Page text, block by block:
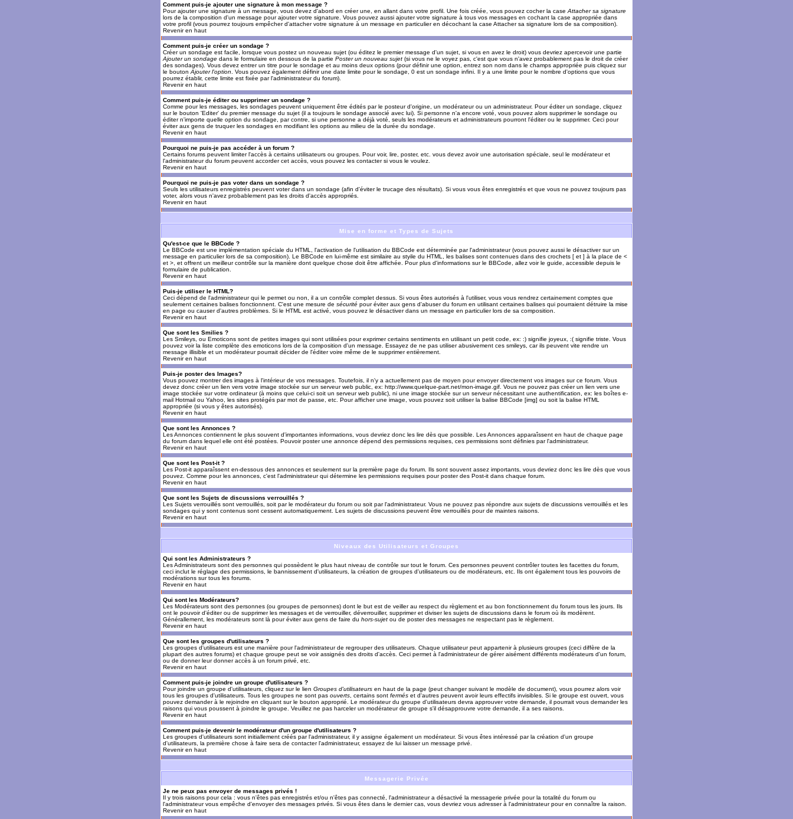
Comment puis-je ajouter une signature à mon message ?
Pour ajouter une signature à un message, vous devez d'abord en créer une, en allant dans votre profil. Une fois créée, vous pouvez cocher la case Attacher sa signature
lors de la composition d'un message pour ajouter votre signature. Vous pouvez aussi ajouter votre signature à tous vos messages en cochant la case appropriée dans
votre profil (vous pourrez toujours empêcher d'attacher votre signature à un message en particulier en décochant la case Attacher sa signature lors de sa composition).
Revenir en haut
Comment puis-je créer un sondage ?
Créer un sondage est facile, lorsque vous postez un nouveau sujet (ou éditez le premier message d'un sujet, si vous en avez le droit) vous devriez apercevoir une partie
Ajouter un sondage dans le formulaire en dessous de la partie Poster un nouveau sujet (si vous ne le voyez pas, c'est que vous n'avez probablement pas le droit de créer
des sondages). Vous devez entrer un titre pour le sondage et au moins deux options (pour définir une option, entrez son nom dans le champs appropriée puis cliquez sur
le bouton Ajouter l'option . Vous pouvez également définir une date limite pour le sondage, 0 est un sondage infini. Il y a une limite pour le nombre d'options que vous
pourrez établir, cette limite est fixée par l'administrateur du forum).
Revenir en haut
Comment puis-je éditer ou supprimer un sondage ?
Comme pour les messages, les sondages peuvent uniquement être édités par le posteur d'origine, un modérateur ou un administrateur. Pour éditer un sondage, cliquez
sur le bouton 'Editer' du premier message du sujet (il a toujours le sondage associé avec lui). Si personne n'a encore voté, vous pouvez alors supprimer le sondage ou
éditer n'importe quelle option du sondage, par contre, si une personne a déjà voté, seuls les modérateurs et administrateurs pourront l'éditer ou le supprimer. Ceci pour
éviter aux gens de truquer les sondages en modifiant les options au milieu de la durée du sondage.
Revenir en haut
Pourquoi ne puis-je pas accéder à un forum ?
Certains forums peuvent limiter l'accès à certains utilisateurs ou groupes. Pour voir, lire, poster, etc. vous devez avoir une autorisation spéciale, seul le modérateur et
l'administrateur du forum peuvent accorder cet accès, vous pouvez les contacter si vous le voulez.
Revenir en haut
Pourquoi ne puis-je pas voter dans un sondage ?
Seuls les utilisateurs enregistrés peuvent voter dans un sondage (afin d'éviter le trucage des résultats). Si vous vous êtes enregistrés et que vous ne pouvez toujours pas
voter, alors vous n'avez probablement pas les droits d'accès appropriés.
Revenir en haut
Mise en forme et Types de Sujets
Qu'est-ce que le BBCode ?
Le BBCode est une implémentation spéciale du HTML, l'activation de l'utilisation du BBCode est déterminée par l'administrateur (vous pouvez aussi le désactiver sur un
message en particulier lors de sa composition). Le BBCode en lui-même est similaire au styile du HTML, les balises sont contenues dans des crochets [ et ] à la place de <
et >, et offrent un meilleur contrôle sur la manière dont quelque chose doit être affichée. Pour plus d'informations sur le BBCode, allez voir le guide, accessible depuis le
formulaire de publication.
Revenir en haut
Puis-je utiliser le HTML?
Ceci dépend de l'administrateur qui le permet ou non, il a un contrôle complet dessus. Si vous êtes autorisés à l'utiliser, vous vous rendrez certainement comptes que
seulement certaines balises fonctionnent. C'est une mesure de sécurité pour éviter aux gens d'abuser du forum en utilisant certaines balises qui pourraient détruire la mise
en page ou causer d'autres problèmes. Si le HTML est activé, vous pouvez le désactiver dans un message en particulier lors de sa composition.
Revenir en haut
Que sont les Smilies ?
Les Smileys, ou Emoticons sont de petites images qui sont utilisées pour exprimer certains sentiments en utilisant un petit code, ex: :) signifie joyeux, :( signifie triste. Vous
pouvez voir la liste complète des emoticons lors de la composition d'un message. Essayez de ne pas utiliser abusivement ces smileys, car ils peuvent vite rendre un
message illisible et un modérateur pourrait décider de l'éditer voire même de le supprimer entièrement.
Revenir en haut
Puis-je poster des Images?
Vous pouvez montrer des images à l'intérieur de vos messages. Toutefois, il n'y a actuellement pas de moyen pour envoyer directement vos images sur ce forum. Vous
devez donc créer un lien vers votre image stockée sur un serveur web public, ex: http://www.quelque-part.net/mon-image.gif. Vous ne pouvez pas créer un lien vers une
image stockée sur votre ordinateur (à moins que celui-ci soit un serveur web public), ni une image stockée sur un serveur nécessitant une authentification, ex: les boîtes e-
mail Hotmail ou Yahoo, les sites protégés par mot de passe, etc. Pour afficher une image, vous pouvez soit utiliser la balise BBCode [img] ou soit la balise HTML
appropriée (si vous y êtes autorisés).
Revenir en haut
Que sont les Annonces ?
Les Annonces contiennent le plus souvent d'importantes informations, vous devriez donc les lire dès que possible. Les Annonces apparaîssent en haut de chaque page
du forum dans lequel elle ont été postées. Pouvoir poster une annonce dépend des permissions requises, ces permissions sont définies par l'administrateur.
Revenir en haut
Que sont les Post-it ?
Les Post-it apparaîssent en-dessous des annonces et seulement sur la première page du forum. Ils sont souvent assez importants, vous devriez donc les lire dès que vous
pouvez. Comme pour les annonces, c'est l'administrateur qui détermine les permissions requises pour poster des Post-it dans chaque forum.
Revenir en haut
Que sont les Sujets de discussions verrouillés ?
Les Sujets verrouillés sont verrouillés, soit par le modérateur du forum ou soit par l'administrateur. Vous ne pouvez pas répondre aux sujets de discussions verrouillés et les
sondages qui y sont contenus sont cessent automatiquement. Les sujets de discussions peuvent être verrouillés pour de maintes raisons.
Revenir en haut
Niveaux des Utilisateurs et Groupes
Qui sont les Administrateurs ?
Les Administrateurs sont des personnes qui possèdent le plus haut niveau de contrôle sur tout le forum. Ces personnes peuvent contrôler toutes les facettes du forum,
ceci inclut le réglage des permissions, le bannissement d'utilisateurs, la création de groupes d'utilisateurs ou de modérateurs, etc. Ils ont également tous les pouvoirs de
modérations sur tous les forums.
Revenir en haut
Qui sont les Modérateurs?
Les Modérateurs sont des personnes (ou groupes de personnes) dont le but est de veiller au respect du règlement et au bon fonctionnement du forum tous les jours. Ils
ont le pouvoir d'éditer ou de supprimer les messages et de verrouiller, déverrouiller, supprimer et diviser les sujets de discussions dans le forum où ils modèrent.
Générallement, les modérateurs sont là pour éviter aux gens de faire du hors-sujet ou de poster des messages ne respectant pas le règlement.
Revenir en haut
Que sont les groupes d'utilisateurs ?
Les groupes d'utilisateurs est une manière pour l'administrateur de regrouper des utilisateurs. Chaque utilisateur peut appartenir à plusieurs groupes (ceci diffère de la
plupart des autres forums) et chaque groupe peut se voir assignés des droits d'accès. Ceci permet à l'administrateur de gérer aisément différents modérateurs d'un forum,
ou de donner leur donner accès à un forum privé, etc.
Revenir en haut
Comment puis-je joindre un groupe d'utilisateurs ?
Pour joindre un groupe d'utilisateurs, cliquez sur le lien Groupes d'utilisateurs en haut de la page (peut changer suivant le modèle de document), vous pourrez alors voir
tous les groupes d'utilisateurs. Tous les groupes ne sont pas ouverts , certains sont fermés et d'autres peuvent avoir leurs effectifs invisibles. Si le groupe est ouvert, vous
pouvez demander à le rejoindre en cliquant sur le bouton approprié. Le modérateur du groupe d'utilisateurs devra approuver votre demande, il pourrait vous demander les
raisons qui vous poussent à joindre le groupe. Veuillez ne pas harceler un modérateur de groupe s'il désapprouvre votre demande, il a ses raisons.
Revenir en haut
Comment puis-je devenir le modérateur d'un groupe d'utilisateurs ?
Les groupes d'utilisateurs sont initiallement créés par l'administrateur, il y assigne également un modérateur. Si vous êtes intéressé par la création d'un groupe
d'utilisateurs, la première chose à faire sera de contacter l'administrateur, essayez de lui laisser un message privé.
Revenir en haut
Messagerie Privée
Je ne peux pas envoyer de messages privés !
Il y trois raisons pour cela : vous n'êtes pas enregistrés et/ou n'êtes pas connecté, l'administrateur a désactivé la messagerie privée pour la totalité du forum ou
l'administrateur vous empêche d'envoyer des messages privés. Si vous êtes dans le dernier cas, vous devriez vous adresser à l'administrateur pour en connaître la raison.
Revenir en haut